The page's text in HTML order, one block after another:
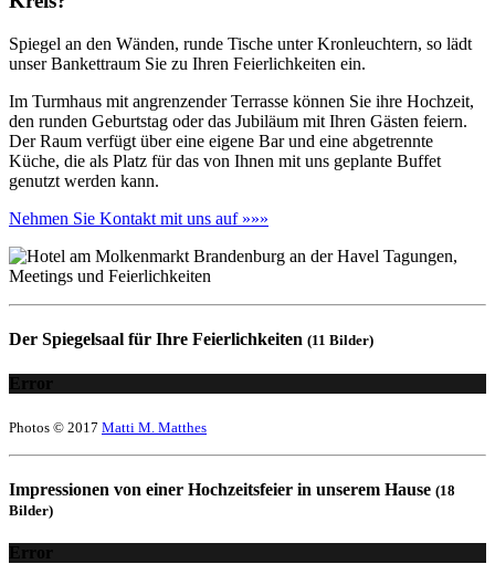
Spiegel an den Wänden, runde Tische unter Kronleuchtern, so lädt
unser Bankettraum Sie zu Ihren Feierlichkeiten ein.
Im Turmhaus mit angrenzender Terrasse können Sie ihre Hochzeit,
den runden Geburtstag oder das Jubiläum mit Ihren Gästen feiern.
Der Raum verfügt über eine eigene Bar und eine abgetrennte
Küche, die als Platz für das von Ihnen mit uns geplante Buffet
genutzt werden kann.
Nehmen Sie Kontakt mit uns auf »»»
Der Spiegelsaal für Ihre Feierlichkeiten (11 Bilder)
Error
Photos © 2017 Matti M. Matthes
Impressionen von einer Hochzeitsfeier in unserem Hause (18
Bilder)
Error